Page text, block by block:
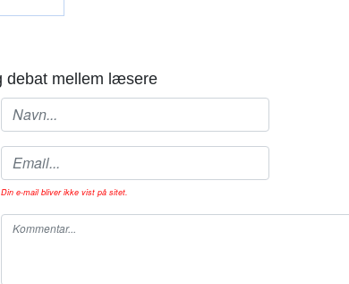
debat mellem læsere
Din e-mail bliver ikke vist på sitet.